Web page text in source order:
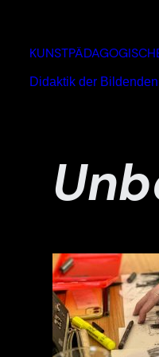
springen
Didaktik der